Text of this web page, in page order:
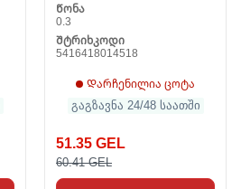
Წონა
0.3
Შტრიხკოდი
5416418014518
Დარჩენილია ცოტა
გაგზავნა 24/48 საათში
51.35 GEL
60.41 GEL